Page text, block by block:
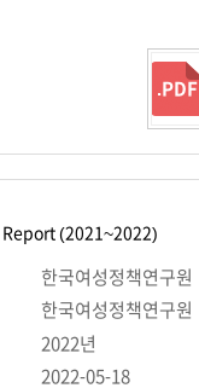
.PDF
(2021~2022)
한국여성정책연구원
한국여성정책연구원
2022년
2022-05-18